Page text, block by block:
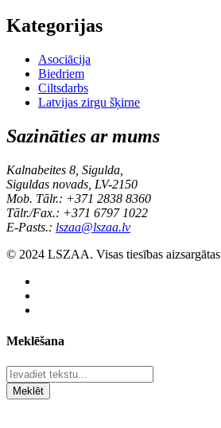
Kategorijas
Asociācija
Biedriem
Ciltsdarbs
Latvijas zirgu šķirne
Sazināties ar mums
Kalnabeites 8, Sigulda,
Siguldas novads, LV-2150
Mob. Tālr.: +371 2838 8360
Tālr./Fax.: +371 6797 1022
E-Pasts.: lszaa@lszaa.lv
© 2024 LSZAA. Visas tiesības aizsargātas
Meklēšana
Meklēt